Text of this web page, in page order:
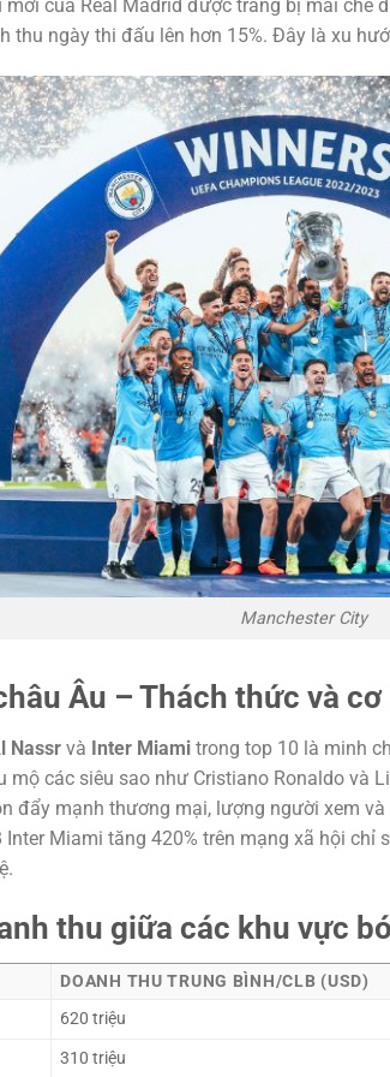
mới của Real Madrid được trang bị mái che
thu ngày thi đấu lên hơn 15%. Đây là xu
Manchester City
Âu – Thách thức và
Nassr và Inter Miami trong top 10 là minh
mộ các siêu sao như Cristiano Ronaldo và
đẩy mạnh thương mại, lượng người xem
Inter Miami tăng 420% trên mạng xã hội
thu giữa các khu vực
DOANH THU TRUNG BÌNH/CLB (USD)
620 triệu
310 triệu